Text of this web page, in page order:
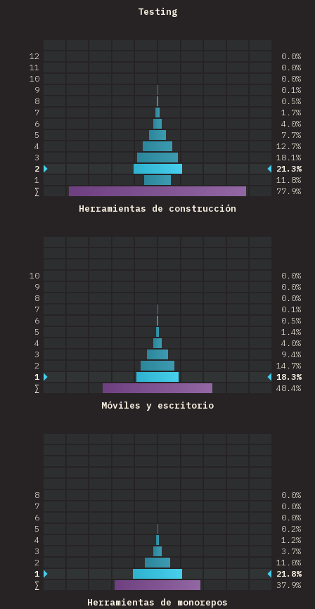
Testing
Herramientas de construcción
∑ 77.9%
1 11.8%
2 21.3%
3 18.1%
4 12.7%
5 7.7%
6 4.0%
7 1.7%
8 0.5%
9 0.1%
10 0.0%
11 0.0%
12 0.0%
Móviles y escritorio
∑ 48.4%
1 18.3%
2 14.7%
3 9.4%
4 4.0%
5 1.4%
6 0.5%
7 0.1%
8 0.0%
9 0.0%
10 0.0%
Herramientas de monorepos
∑ 37.9%
1 21.8%
2 11.0%
3 3.7%
4 1.2%
5 0.2%
6 0.0%
7 0.0%
8 0.0%